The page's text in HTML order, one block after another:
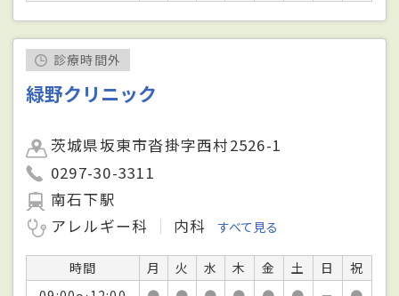
診療時間外
緑野クリニック
茨城県坂東市沓掛字西村2526-1
0297-30-3311
南石下駅
アレルギー科
内科 すべて見る
時間 月 火 水 木 金 土 日
祝